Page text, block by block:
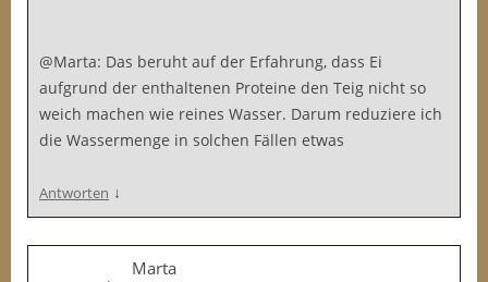
@Marta: Das beruht auf der Erfahrung, dass Ei
aufgrund der enthaltenen Proteine den Teig nicht so
weich machen wie reines Wasser. Darum reduziere ich
die Wassermenge in solchen Fällen etwas
Antworten ↓
Marta